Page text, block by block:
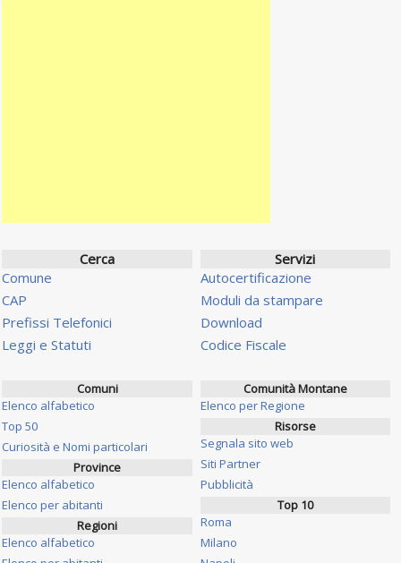
Cerca
Comune
CAP
Prefissi Telefonici
Leggi e Statuti
Servizi
Autocertificazione
Moduli da stampare
Download
Codice Fiscale
Comuni
Elenco alfabetico
Top 50
Curiosità e Nomi particolari
Province
Elenco alfabetico
Elenco per abitanti
Regioni
Elenco alfabetico
Comunità Montane
Elenco per Regione
Risorse
Segnala sito web
Siti Partner
Pubblicità
Top 10
Roma
Milano